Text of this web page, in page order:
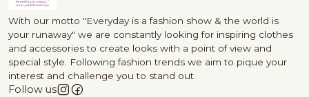
With our motto "Everyday is a fashion show & the world is
your runaway" we are constantly looking for inspiring clothes
and accessories to create looks with a point of view and
special style. Following fashion trends we aim to pique your
interest and challenge you to stand out.
Follow us